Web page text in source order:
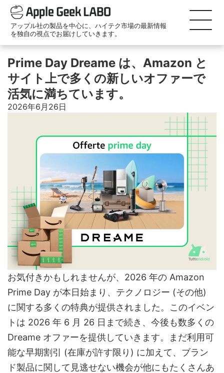
アップル社の製品を中心に、ハイテク市場の最新情報
を独自の視点でお届けしていきます。
Prime Day Dreame は、Amazon と
サイト上で多くの新しいオファーで
活気に満ちています。
2026年6月26日
お気付きかもしれませんが、2026 年の Amazon
Prime Day が本日始まり、テクノロジー (その他)
に関する多くの特典が提供されました。このイベン
トは 2026 年 6 月 26 日まで続き、今後も数多くの
Dreame オファーを提供していきます。まだ利用可
能な早期割引 (在庫が許す限り) に加えて、ブラン
ド製品に関して見逃せない機会が他にもたくさんあ